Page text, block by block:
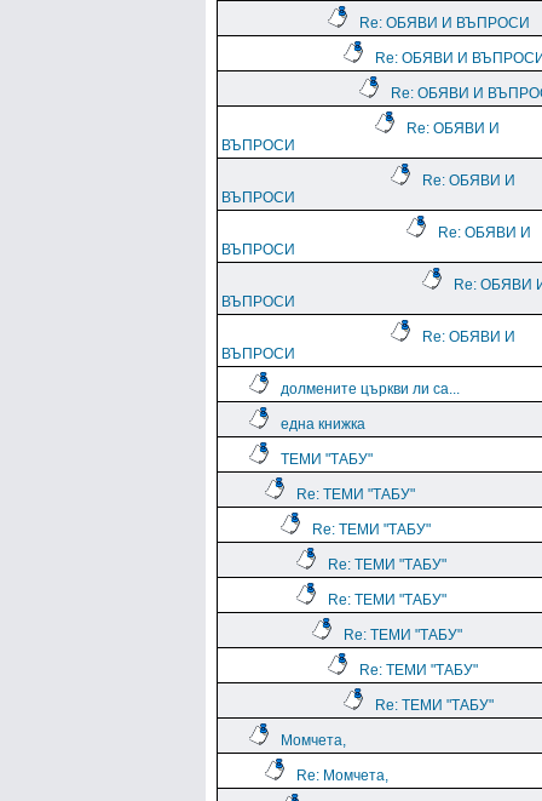
Re: ОБЯВИ И ВЪПРОСИ
Re: ОБЯВИ И
Re: ОБЯВИ И
Re: ОБЯВИ И
ВЪПРОСИ
Re: ОБЯВИ И
ВЪПРОСИ
Re: ОБЯВИ И
ВЪПРОСИ
Re: ОБЯВИ
ВЪПРОСИ
Re: ОБЯВИ И
ВЪПРОСИ
долмените църкви ли са...
една книжка
ТЕМИ "ТАБУ"
Re: ТЕМИ "ТАБУ"
Re: ТЕМИ "ТАБУ"
Re: ТЕМИ "ТАБУ"
Re: ТЕМИ "ТАБУ"
Re: ТЕМИ "ТАБУ"
Re: ТЕМИ "ТАБУ"
Re: ТЕМИ "ТАБУ"
Момчета,
Re: Момчета,